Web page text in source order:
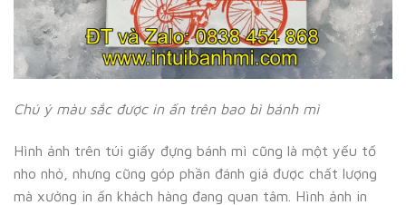
Chú ý màu sắc được in ấn trên bao bì bánh mì
Hình ảnh trên túi giấy đựng bánh mì cũng là một yếu tố
nho nhỏ, nhưng cũng góp phần đánh giá được chất lượng
mà xưởng in ấn khách hàng đang quan tâm. Hình ảnh in